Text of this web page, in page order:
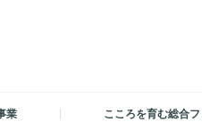
業 こころを育む総合